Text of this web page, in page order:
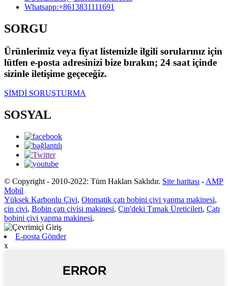
Whatsapp:+8613831111691
SORGU
Ürünlerimiz veya fiyat listemizle ilgili sorularınız için
lütfen e-posta adresinizi bize bırakın; 24 saat içinde
sizinle iletişime geçeceğiz.
ŞİMDİ SORUŞTURMA
SOSYAL
© Copyright - 2010-2022: Tüm Hakları Saklıdır. Site haritası - AMP
Mobil
Yüksek Karbonlu Çivi, Otomatik çatı bobini çivi yapma makinesi,
çin çivi, Bobin çatı çivisi makinesi, Çin'deki Tırnak Üreticileri, Çatı
bobini çivi yapma makinesi,
E-posta Gönder
x